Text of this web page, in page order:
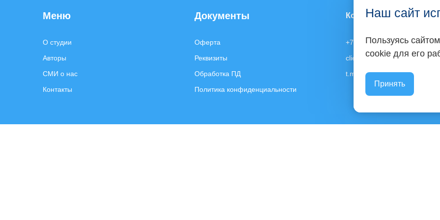
Меню
О студии
Авторы
СМИ о нас
Контакты
Документы
Оферта
Реквизиты
Обработка ПД
Политика конфиденциальности
Контакты
+7 903 130-30-76
client@expert-content.ru
t.me/expertcontent_ru
Наш сайт
Пользуясь
cookie для его
Принять